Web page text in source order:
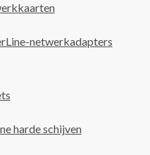
netwerkadapters
harde schijven